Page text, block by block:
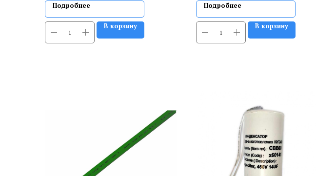
Подробнее
В корзину
Подробнее
В корзину